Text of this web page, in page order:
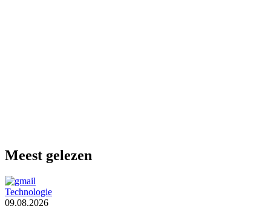
Meest gelezen
Technologie
09.08.2026